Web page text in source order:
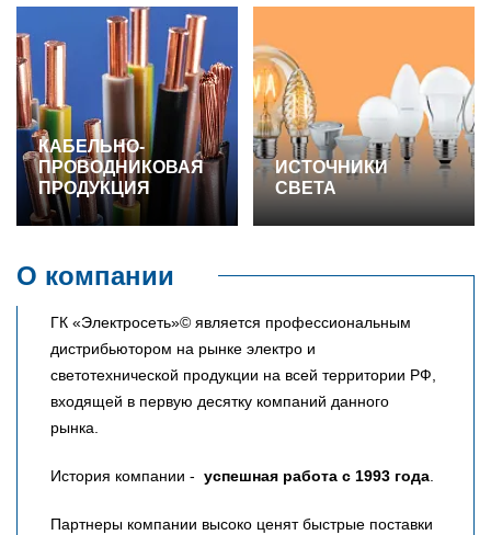
КАБЕЛЬНО-
ПРОВОДНИКОВАЯ
ПРОДУКЦИЯ
ИСТОЧНИКИ
СВЕТА
О компании
ГК «Электросеть»© является профессиональным
дистрибьютором на рынке электро и
светотехнической продукции на всей территории РФ,
входящей в первую десятку компаний данного
рынка.
История компании - успешная работа с 1993 года.
Партнеры компании высоко ценят быстрые поставки